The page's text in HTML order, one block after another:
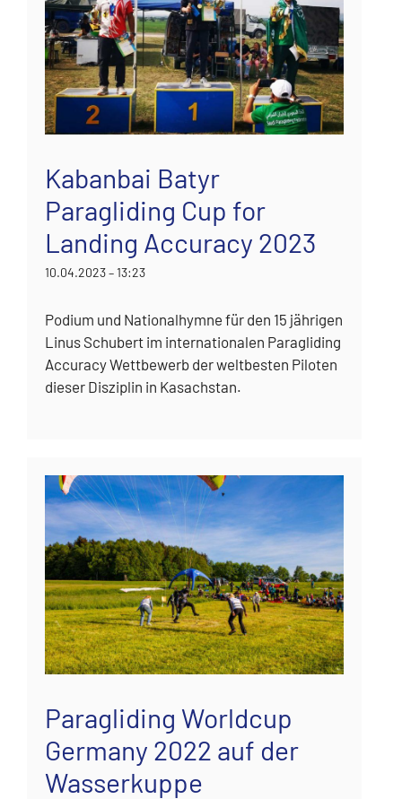
Kabanbai Batyr
Paragliding Cup for
Landing Accuracy 2023
10.04.2023 – 13:23
Podium und Nationalhymne für den 15 jährigen
Linus Schubert im internationalen Paragliding
Accuracy Wettbewerb der weltbesten Piloten
dieser Disziplin in Kasachstan.
Paragliding Worldcup
Germany 2022 auf der
Wasserkuppe